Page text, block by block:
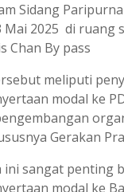
Sidang
Mai 2025 di ruang
Chan By pass
meliputi
modal ke
Gerakan
ini sangat penting
modal ke